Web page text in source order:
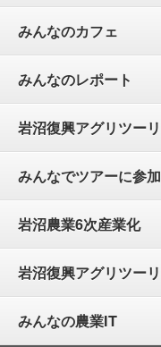
みんなのカフェ
みんなのレポート
岩沼復興アグリツー
みんなでツアーに参加
岩沼農業6次産業化
岩沼復興アグリツー
みんなの農業IT